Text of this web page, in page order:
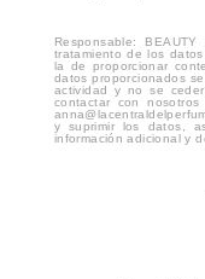
Responsable:
tratamiento de los
la de proporcionar
datos proporcionados
actividad y no se
contactar con
y suprimir los datos,
información adicional y